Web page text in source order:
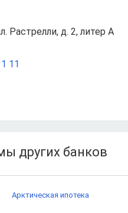
Растрелли, д. 2, литер А
11
других банков
Арктическая ипотека